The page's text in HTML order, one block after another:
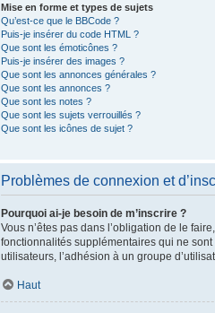
Mise en forme et types de sujets
Qu’est-ce que le BBCode ?
Puis-je insérer du code HTML ?
Que sont les émoticônes ?
Puis-je insérer des images ?
Que sont les annonces générales ?
Que sont les annonces ?
Que sont les notes ?
Que sont les sujets verrouillés ?
Que sont les icônes de sujet ?
Problèmes de connexion et
Pourquoi ai-je besoin de m’inscrire ?
Vous n’êtes pas dans l’obligation de le
fonctionnalités supplémentaires qui ne
utilisateurs, l’adhésion à un groupe
Haut